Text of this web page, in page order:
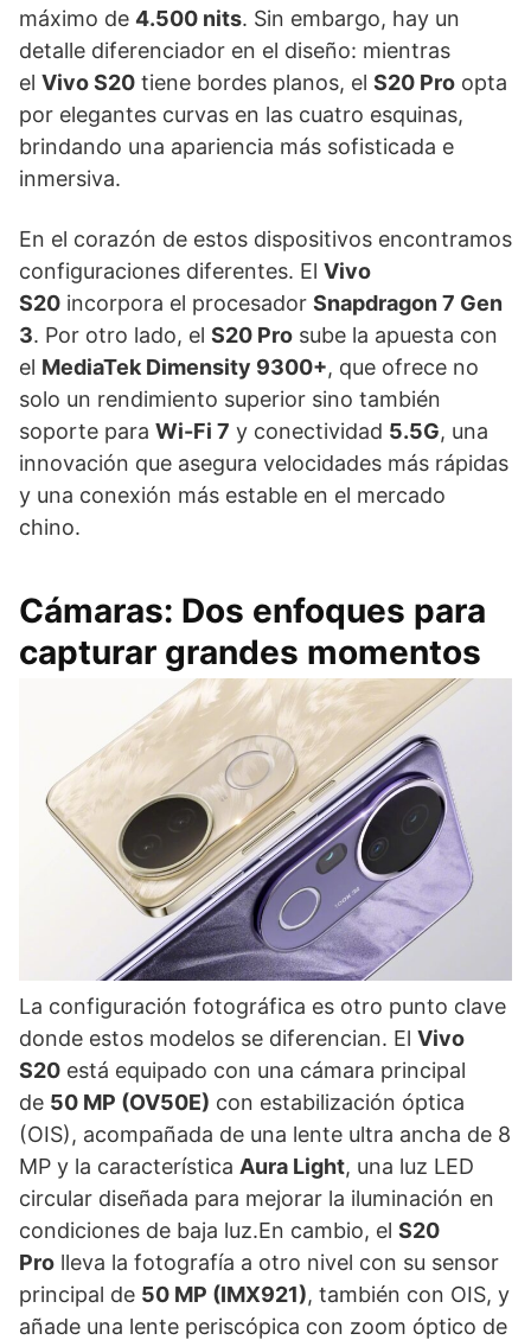
máximo de 4.500 nits. Sin embargo, hay un
detalle diferenciador en el diseño: mientras
el Vivo S20 tiene bordes planos, el S20 Pro opta
por elegantes curvas en las cuatro esquinas,
brindando una apariencia más sofisticada e
inmersiva.
En el corazón de estos dispositivos encontramos
configuraciones diferentes. El Vivo
S20 incorpora el procesador Snapdragon 7 Gen
3. Por otro lado, el S20 Pro sube la apuesta con
el MediaTek Dimensity 9300+, que ofrece no
solo un rendimiento superior sino también
soporte para Wi-Fi 7 y conectividad 5.5G, una
innovación que asegura velocidades más rápidas
y una conexión más estable en el mercado
chino.
Cámaras: Dos enfoques para
capturar grandes momentos
La configuración fotográfica es otro punto clave
donde estos modelos se diferencian. El Vivo
S20 está equipado con una cámara principal
de 50 MP (OV50E) con estabilización óptica
(OIS), acompañada de una lente ultra ancha de 8
MP y la característica Aura Light, una luz LED
circular diseñada para mejorar la iluminación en
condiciones de baja luz.En cambio, el S20
Pro lleva la fotografía a otro nivel con su sensor
principal de 50 MP (IMX921), también con OIS, y
añade una lente periscópica con zoom óptico de